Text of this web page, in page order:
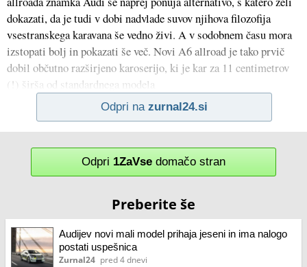
dokazati, da je tudi v dobi nadvlade suvov njihova filozofija
vsestranskega karavana še vedno živi. A v sodobnem času mora
izstopati bolj in pokazati še več. Novi A6 allroad je tako prvič
dobil občutno razširjeno karoserijo, ki je kar za 11 centimetrov
(!) širša od standardnega modela
Odpri na zurnal24.si
Odpri 1ZaVse domačo stran
Preberite še
Audijev novi mali model prihaja jeseni in ima nalogo
postati uspešnica
Zurnal24 pred 4 dnevi